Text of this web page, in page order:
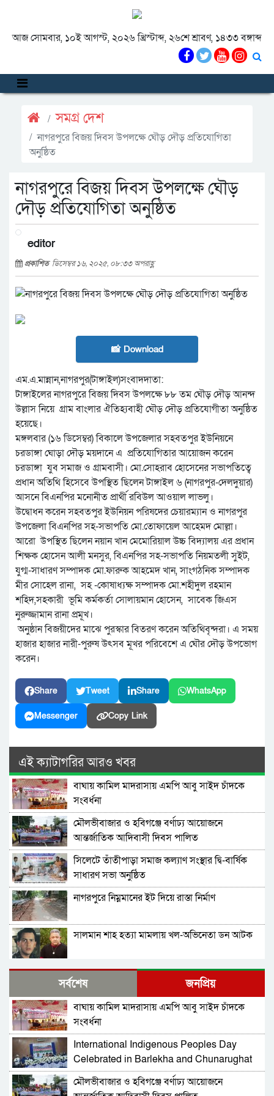
আজ সোমবার, ১০ই আগস্ট, ২০২৬ খ্রিস্টাব্দ, ২৬শে শ্রাবণ, ১৪৩৩ বঙ্গাব্দ
সমগ্র দেশ
নাগরপুরে বিজয় দিবস উপলক্ষে ঘৌড় দৌড় প্রতিযোগিতা
অনুষ্ঠিত
নাগরপুরে বিজয় দিবস উপলক্ষে ঘৌড়
দৌড় প্রতিযোগিতা অনুষ্ঠিত
editor
প্রকাশিত ডিসেম্বর ১৬, ২০২৫, ০৮:৩৩ অপরাহ্ণ
📸 Download
এম.এ.মান্নান,নাগরপুর(টাঙ্গাইল)সংবাদদাতা:
টাঙ্গাইলের নাগরপুরে বিজয় দিবস উপলক্ষে ৮৮ তম ঘৌড় দৌড় আনন্দ
উল্লাস নিয়ে গ্রাম বাংলার ঐতিহ্যবাহী ঘৌড় দৌড় প্রতিযোগীতা অনুষ্ঠিত
হয়েছে।
মঙ্গলবার (১৬ ডিসেম্বর) বিকালে উপজেলার সহবতপুর ইউনিয়নে
চরডাঙ্গা ঘোড়া দৌড় ময়দানে এ প্রতিযোগিতার আয়োজন করেন
চরডাঙ্গা যুব সমাজ ও গ্রামবাসী। মো.সোহরাব হোসেনের সভাপতিত্বে
প্রধান অতিথি হিসেবে উপস্থিত ছিলেন টাঙ্গাইল ৬ (নাগরপুর-দেলদুয়ার)
আসনে বিএনপির মনোনীত প্রার্থী রবিউল আওয়াল লাভলু।
উদ্বোধন করেন সহবতপুর ইউনিয়ন পরিষদের চেয়ারম্যান ও নাগরপুর
উপজেলা বিএনপির সহ-সভাপতি মো.তোফায়েল আহেমদ মোল্লা।
আরো উপস্থিত ছিলেন নয়ান খান মেমোরিয়াল উচ্চ বিদ্যালয় এর প্রধান
শিক্ষক হোসেন আলী মনসুর, বিএনপির সহ-সভাপতি নিয়মতলী সুইট,
যুগ্ম-সাধারণ সম্পাদক মো.ফারুক আহমেদ খান, সাংগঠনিক সম্পাদক
মীর সোহেল রানা, সহ -কোষাধ্যক্ষ সম্পাদক মো.শহীদুল রহমান
শহিদ,সহকারী ভূমি কর্মকর্তা সোলায়মান হোসেন, সাবেক জিএস
নুরুজ্জামান রানা প্রমূখ।
অনুষ্ঠান বিজয়ীদের মাঝে পুরস্কার বিতরণ করেন অতিথিবৃন্দরা। এ সময়
হাজার হাজার নারী-পুরুষ উৎসব মূখর পরিবেশে এ ঘৌর দৌড় উপভোগ
করেন।
Share Tweet Share WhatsApp
Messenger Copy Link
এই ক্যাটাগরির আরও খবর
বাঘায় কামিল মাদরাসায় এমপি আবু সাইদ চাঁদকে
সংবর্ধনা
মৌলভীবাজার ও হবিগঞ্জে বর্ণাঢ্য আয়োজনে
আন্তর্জাতিক আদিবাসী দিবস পালিত
সিলেটে তাঁতীপাড়া সমাজ কল্যাণ সংস্থার দ্বি-বার্ষিক
সাধারণ সভা অনুষ্ঠিত
নাগরপুরে নিম্নমানের ইট দিয়ে রাস্তা নির্মাণ
সালমান শাহ হত্যা মামলায় খল-অভিনেতা ডন আটক
নাগরপুরে এনসিপির আহ্বায়ক কমিটি অনুমোদন:
আহ্বায়ক তারিয়াশ পলাশ, সদস্য সচিব সরদার
আশরাফ
সবুজ বাংলাদেশ গড়ার প্রত্যয়ে সিলেটে বাবৌযুপ’র
দ্বিতীয় পর্যায়ে বৃক্ষরোপণ কর্মসূচি সম্পন্ন
আবারও আলিয়া মাদ্রাসা এলাকায় সংঘর্ষের আশঙ্কা,
পুলিশ মোতায়েন
সিলেট মিউজিক অ্যাসোসিয়েশন ২১ সদস্যবিশিষ্ট
সর্বশেষ জনপ্রিয়
বাঘায় কামিল মাদরাসায় এমপি আবু সাইদ চাঁদকে
সংবর্ধনা
International Indigenous Peoples Day
Celebrated in Barlekha and Chunarughat
মৌলভীবাজার ও হবিগঞ্জে বর্ণাঢ্য আয়োজনে